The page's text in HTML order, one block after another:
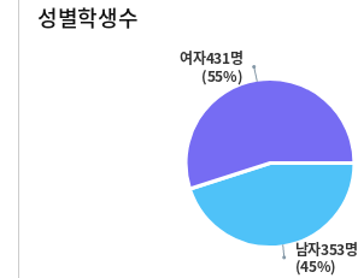
성별학생수
남자353명
(45%)
여자431명
(55%)